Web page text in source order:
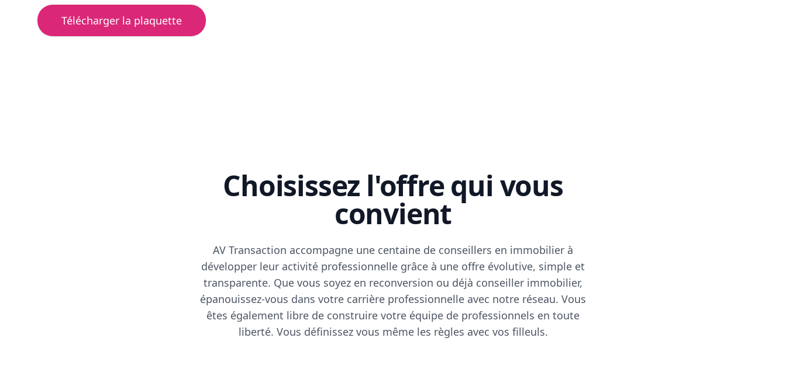
Télécharger la plaquette
Choisissez l'offre qui vous
convient
AV Transaction accompagne une centaine de conseillers en immobilier à
développer leur activité professionnelle grâce à une offre évolutive, simple et
transparente. Que vous soyez en reconversion ou déjà conseiller immobilier,
épanouissez-vous dans votre carrière professionnelle avec notre réseau. Vous
êtes également libre de construire votre équipe de professionnels en toute
liberté. Vous définissez vous même les règles avec vos filleuls.